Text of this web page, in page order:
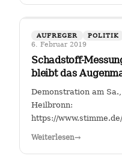
AUFREGER POLITIK
6. Februar 2019
Schadstoff-
bleibt das
Demonstration am
Heilbronn:
https://
Fahrverbote-
Weiterlesen→